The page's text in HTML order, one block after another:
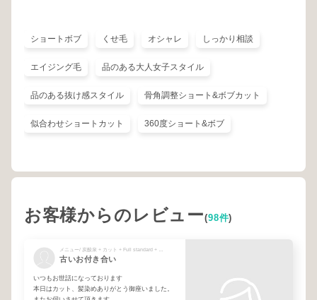
ショートボブ くせ毛 オシャレ しっかり相談
エイジング毛 品のある大人女子スタイル
品のある抜け感スタイル 骨角調整ショート&ボブカット
似合わせショートカット 360度ショート&ボブ
お客様からのレビュー(98件)
古いお付き合い
いつもお世話になっております
本日はカット、髪染めありがとう御座いました。